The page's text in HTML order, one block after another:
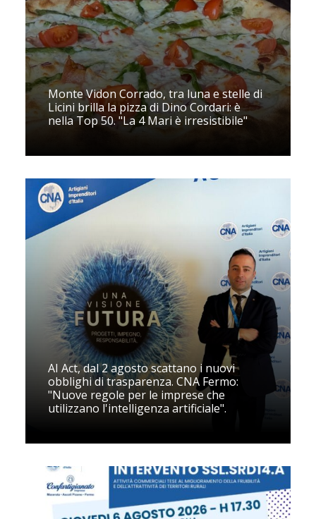
Monte Vidon Corrado, tra luna e stelle di
Licini brilla la pizza di Dino Cordari: è
nella Top 50. "La 4 Mari è irresistibile"
AI Act, dal 2 agosto scattano i nuovi
obblighi di trasparenza. CNA Fermo:
"Nuove regole per le imprese che
utilizzano l'intelligenza artificiale".